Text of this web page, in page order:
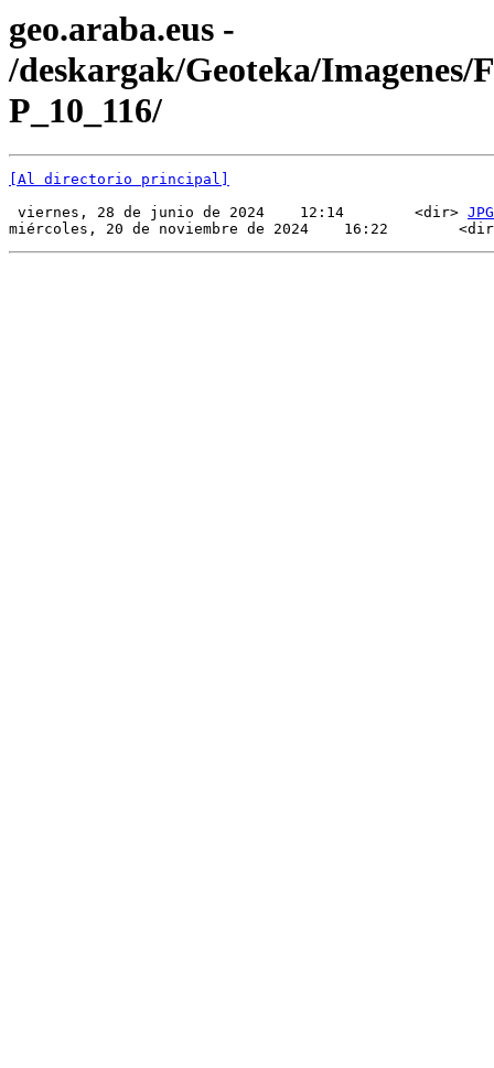
geo.araba.eus -
/deskargak/Geoteka/Imagenes/
P_10_116/
[Al directorio principal]
viernes, 28 de junio de 2024    12:14        <dir> JPG
miércoles, 20 de noviembre de 2024    16:22